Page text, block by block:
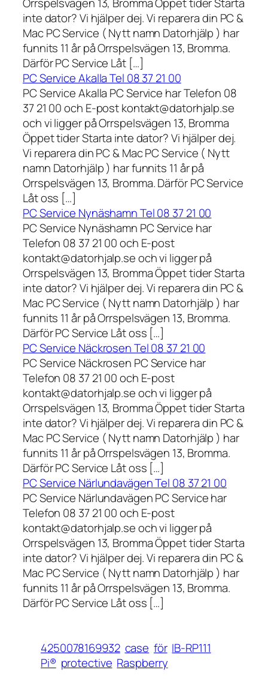
inte dator? Vi hjälper dej. Vi reparera din PC &
Mac PC Service ( Nytt namn Datorhjälp ) har
funnits 11 år på Orrspelsvägen 13, Bromma.
Därför PC Service Låt […]
PC Service Akalla Tel 08 37 21 00
PC Service Akalla PC Service har Telefon 08
37 21 00 och E-post kontakt@datorhjalp.se
och vi ligger på Orrspelsvägen 13, Bromma
Öppet tider Starta inte dator? Vi hjälper dej.
Vi reparera din PC & Mac PC Service ( Nytt
namn Datorhjälp ) har funnits 11 år på
Orrspelsvägen 13, Bromma. Därför PC Service
Låt oss […]
PC Service Nynäshamn Tel 08 37 21 00
PC Service Nynäshamn PC Service har
Telefon 08 37 21 00 och E-post
kontakt@datorhjalp.se och vi ligger på
Orrspelsvägen 13, Bromma Öppet tider Starta
inte dator? Vi hjälper dej. Vi reparera din PC &
Mac PC Service ( Nytt namn Datorhjälp ) har
funnits 11 år på Orrspelsvägen 13, Bromma.
Därför PC Service Låt oss […]
PC Service Näckrosen Tel 08 37 21 00
PC Service Näckrosen PC Service har
Telefon 08 37 21 00 och E-post
kontakt@datorhjalp.se och vi ligger på
Orrspelsvägen 13, Bromma Öppet tider Starta
inte dator? Vi hjälper dej. Vi reparera din PC &
Mac PC Service ( Nytt namn Datorhjälp ) har
funnits 11 år på Orrspelsvägen 13, Bromma.
Därför PC Service Låt oss […]
PC Service Närlundavägen Tel 08 37 21 00
PC Service Närlundavägen PC Service har
Telefon 08 37 21 00 och E-post
kontakt@datorhjalp.se och vi ligger på
Orrspelsvägen 13, Bromma Öppet tider Starta
inte dator? Vi hjälper dej. Vi reparera din PC &
Mac PC Service ( Nytt namn Datorhjälp ) har
funnits 11 år på Orrspelsvägen 13, Bromma.
Därför PC Service Låt oss […]
4250078169932 case för IB-RP111
Pi® protective Raspberry